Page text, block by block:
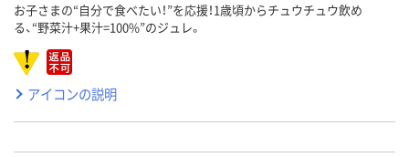
お子さまの“自分で食べたい！”を応援！1歳頃からチュウチュウ飲め
る、“野菜汁+果汁=100%”のジュレ。
アイコンの説明